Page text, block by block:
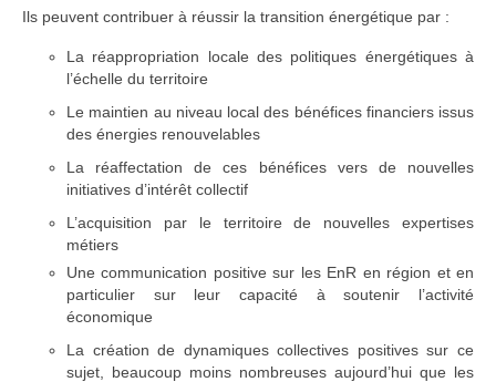
Ils peuvent contribuer à réussir la transition énergétique par :
La réappropriation locale des politiques énergétiques à
l’échelle du territoire
Le maintien au niveau local des bénéfices financiers issus
des énergies renouvelables
La réaffectation de ces bénéfices vers de nouvelles
initiatives d’intérêt collectif
L’acquisition par le territoire de nouvelles expertises
métiers
Une communication positive sur les EnR en région et en
particulier sur leur capacité à soutenir l’activité
économique
La création de dynamiques collectives positives sur ce
sujet, beaucoup moins nombreuses aujourd’hui que les